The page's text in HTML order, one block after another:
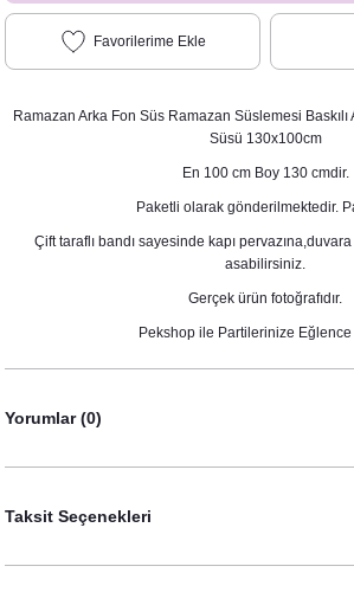
Ramazan Arka Fon Süs Ramazan Süslemesi
Süsü 130x100cm
En 100 cm Boy 130 cmdir.
Paketli olarak gönderilmektedir.
Çift taraflı bandı sayesinde kapı
asabilirsiniz.
Gerçek ürün fotoğrafıdır.
Pekshop ile Partilerinize Eğlence
Yorumlar (0)
Taksit Seçenekleri